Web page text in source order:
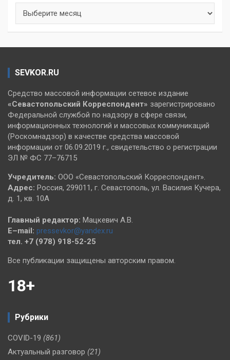
SEVKOR.RU
Средство массовой информации сетевое издание
«Севастопольский Корреспондент» зарегистрировано
Федеральной службой по надзору в сфере связи,
информационных технологий и массовых коммуникаций
(Роскомнадзор) в качестве средства массовой
информации от 06.09.2019 г., свидетельство о регистрации
ЭЛ № ФС 77–76715
Учредитель: ООО «Севастопольский Корреспондент».
Адрес: Россия, 299011, г. Севастополь, ул. Василия Кучера,
д. 1, кв. 10А
Главный редактор: Мацкевич А.В.
E–mail: pressevkor@yandex.ru
тел. +7 (978) 918-52-25
Все публикации защищены авторским правом.
18+
Рубрики
COVID-19 (861)
Актуальный разговор (21)